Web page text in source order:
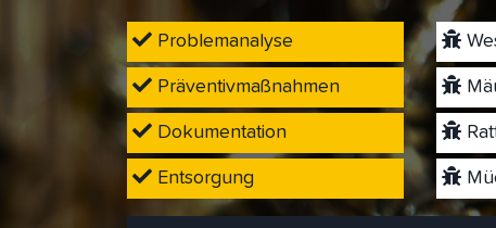
Problemanalyse
Präventivmaßnahmen
Dokumentation
Entsorgung